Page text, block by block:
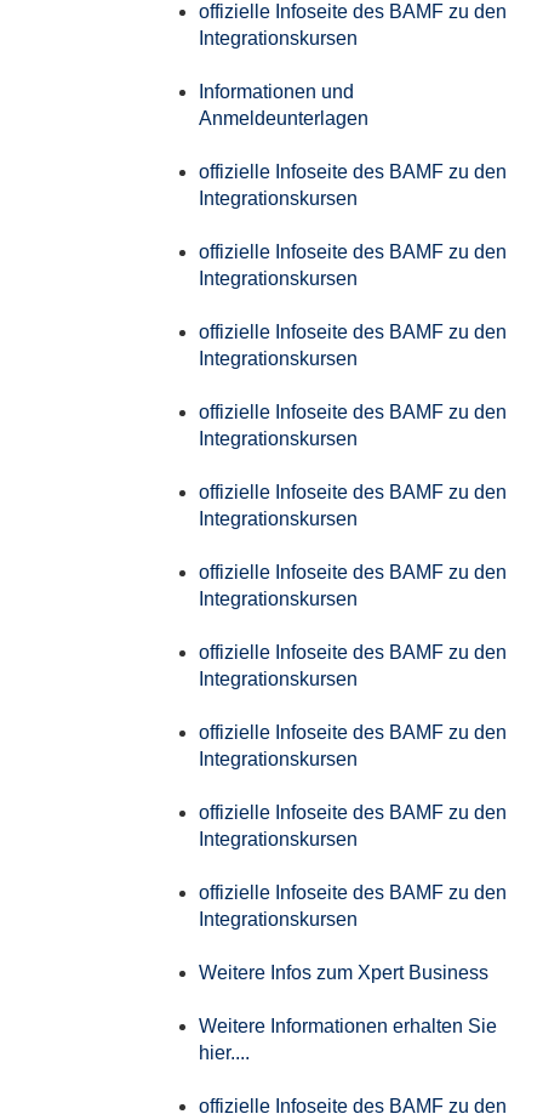
offizielle Infoseite des BAMF zu den
Integrationskursen
Informationen und
Anmeldeunterlagen
offizielle Infoseite des BAMF zu den
Integrationskursen
offizielle Infoseite des BAMF zu den
Integrationskursen
offizielle Infoseite des BAMF zu den
Integrationskursen
offizielle Infoseite des BAMF zu den
Integrationskursen
offizielle Infoseite des BAMF zu den
Integrationskursen
offizielle Infoseite des BAMF zu den
Integrationskursen
offizielle Infoseite des BAMF zu den
Integrationskursen
offizielle Infoseite des BAMF zu den
Integrationskursen
offizielle Infoseite des BAMF zu den
Integrationskursen
offizielle Infoseite des BAMF zu den
Integrationskursen
Weitere Infos zum Xpert Business
Weitere Informationen erhalten Sie
hier....
offizielle Infoseite des BAMF zu den